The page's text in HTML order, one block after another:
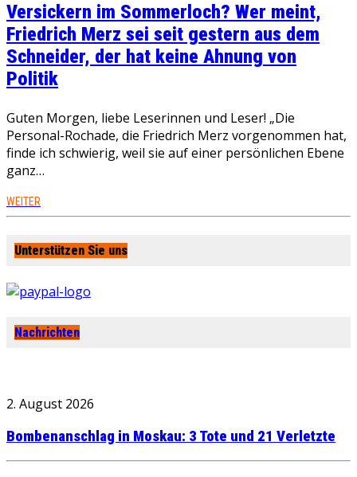
Versickern im Sommerloch? Wer meint,
Friedrich Merz sei seit gestern aus dem
Schneider, der hat keine Ahnung von
Politik
Guten Morgen, liebe Leserinnen und Leser! „Die
Personal-Rochade, die Friedrich Merz vorgenommen hat,
finde ich schwierig, weil sie auf einer persönlichen Ebene
ganz…
WEITER
Unterstützen Sie uns
Nachrichten
2. August 2026
Bombenanschlag in Moskau: 3 Tote und 21 Verletzte